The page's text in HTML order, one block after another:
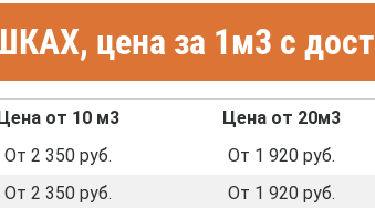
цена за 1м3 с
от 10 м3 Цена от 20м3
От 2 350 руб. От 1 920 руб.
От 2 350 руб. От 1 920 руб.